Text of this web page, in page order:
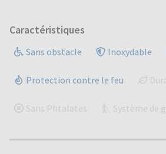
Caractéristiques
Sans obstacle Inoxydable
Protection contre le feu
Sans Phtalates Système de